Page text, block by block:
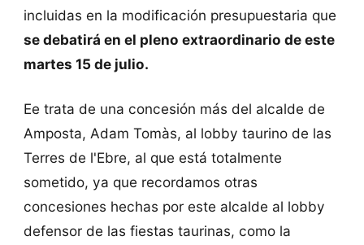
incluidas en la modificación presupuestaria que
se debatirá en el pleno extraordinario de este
martes 15 de julio.
Ee trata de una concesión más del alcalde de
Amposta, Adam Tomàs, al lobby taurino de las
Terres de l'Ebre, al que está totalmente
sometido, ya que recordamos otras
concesiones hechas por este alcalde al lobby
defensor de las fiestas taurinas, como la